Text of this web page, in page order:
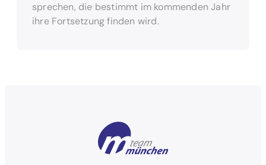
sprechen, die bestimmt im kommenden Jahr
ihre Fortsetzung finden wird.